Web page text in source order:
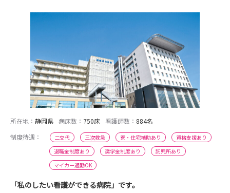
所在地： 静岡県 病床数： 750床 看護師数： 884名
制度待遇：
二交代 三次救急 寮・住宅補助あり
資格支援あり
退職金制度あり
奨学金制度あり
託児所あり
マイカー通勤OK
「私のしたい看護ができる病院」です。